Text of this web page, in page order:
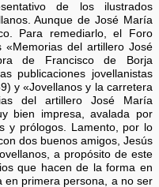
de los ilustrados
Aunque de José María
Para remediarlo, el Foro
«Memorias del artillero José
de Francisco de Borja
publicaciones jovellanistas
y «Jovellanos y la carretera
del artillero José María
bien impresa, avalada por
y prólogos. Lamento, por lo
dos buenos amigos, Jesús
a propósito de este
que hacen de la forma en
en primera persona, a no ser